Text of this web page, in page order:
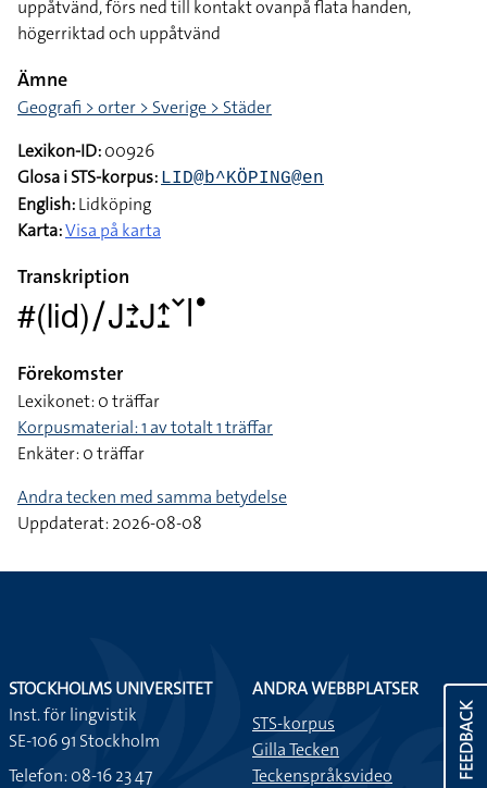
uppåtvänd, förs ned till kontakt ovanpå flata handen,
högerriktad och uppåtvänd
Ämne
Geografi > orter > Sverige > Städer
Lexikon-ID:00926
Glosa i STS-korpus: LID@b^KÖPING@en
English:Lidköping
Karta:Visa på karta
Transkription
#(lid)􌥠􌤢􌥔􌤸􌤢􌤴􌤸􌥧􌥼􌤟
Förekomster
Lexikonet: 0 träffar
Korpusmaterial: 1 av totalt 1 träffar
Enkäter: 0 träffar
Andra tecken med samma betydelse
Uppdaterat: 2026-08-08
FEEDBACK
STOCKHOLMS UNIVERSITET
Inst. för lingvistik
SE-106 91 Stockholm
Telefon: 08-16 23 47
ANDRA WEBBPLATSER
STS-korpus
Gilla Tecken
Teckenspråksvideo